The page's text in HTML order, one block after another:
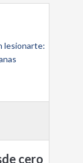
cero